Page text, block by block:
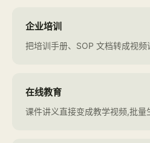
企业培训
把培训手册、SOP 文档转成视频
在线教育
课件讲义直接变成教学视频,批量